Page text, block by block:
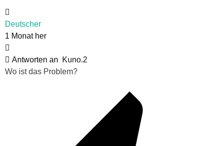
Deutscher
1 Monat her
Antworten an
Kuno.2
Wo ist das Problem?